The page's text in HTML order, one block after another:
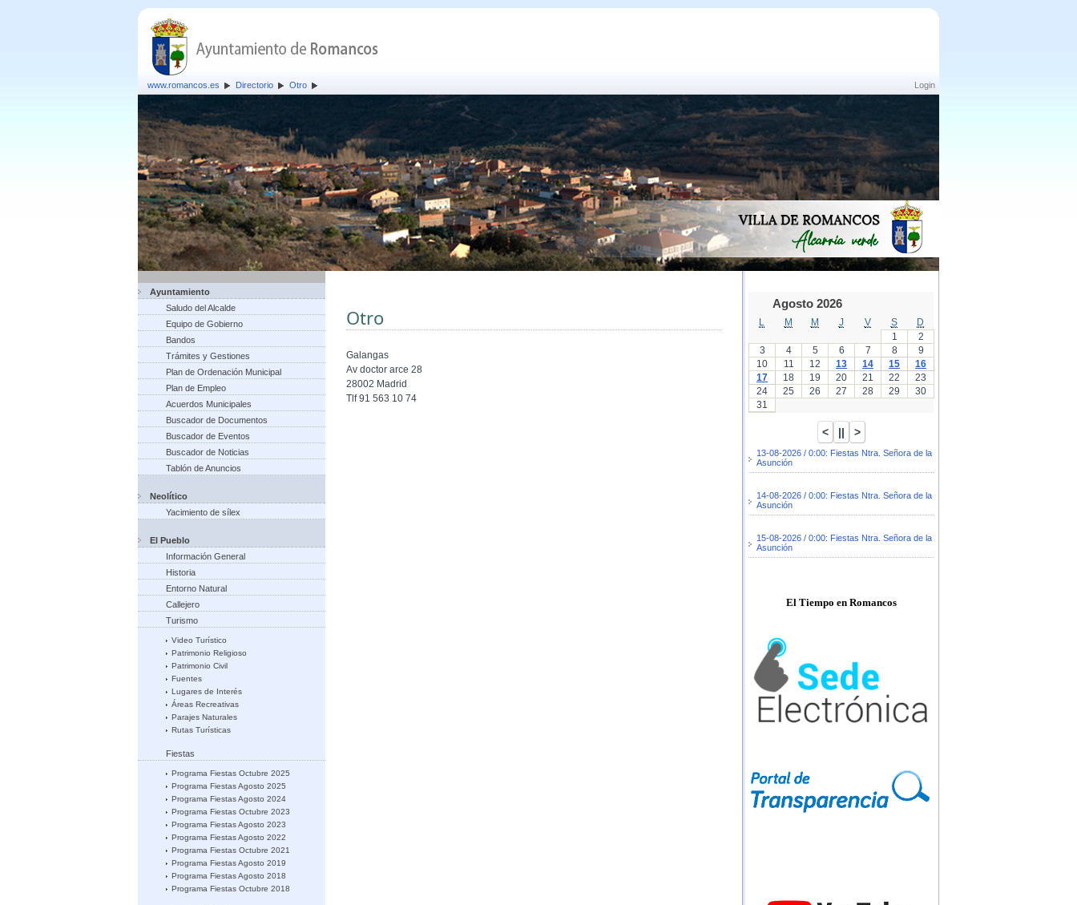
Login
www.romancos.es Directorio Otro
Ayuntamiento
Saludo del Alcalde
Equipo de Gobierno
Bandos
Trámites y Gestiones
Plan de Ordenación Municipal
Plan de Empleo
Acuerdos Municipales
Buscador de Documentos
Buscador de Eventos
Buscador de Noticias
Tablón de Anuncios
Neolítico
Yacimiento de sílex
El Pueblo
Información General
Historia
Entorno Natural
Callejero
Turismo
Video Turístico
Patrimonio Religioso
Patrimonio Civil
Fuentes
Lugares de Interés
Áreas Recreativas
Parajes Naturales
Rutas Turísticas
Fiestas
Programa Fiestas Octubre 2025
Programa Fiestas Agosto 2025
Programa Fiestas Agosto 2024
Programa Fiestas Octubre 2023
Programa Fiestas Agosto 2023
Programa Fiestas Agosto 2022
Programa Fiestas Octubre 2021
Programa Fiestas Agosto 2019
Programa Fiestas Agosto 2018
Programa Fiestas Octubre 2018
Otro
Galangas
Av doctor arce 28
28002 Madrid
Tlf 91 563 10 74
Agosto 2026
M M J V S
D
1
2
3
4 5 6 7 8
9
10
11 12 13 14 15
16
17
18 19 20 21 22
23
24
25 26 27 28 29
30
31
13-08-2026 / 0:00: Fiestas Ntra. Señora de la
Asunción
14-08-2026 / 0:00: Fiestas Ntra. Señora de la
Asunción
15-08-2026 / 0:00: Fiestas Ntra. Señora de la
Asunción
El Tiempo en Romancos